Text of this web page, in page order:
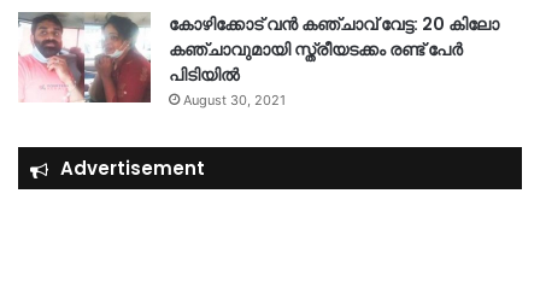
കോഴിക്കോട് വൻ കഞ്ചാവ് വേട്ട: 20 കിലോ
കഞ്ചാവുമായി സ്ത്രീയടക്കം രണ്ട് പേർ
പിടിയിൽ
August 30, 2021
Advertisement